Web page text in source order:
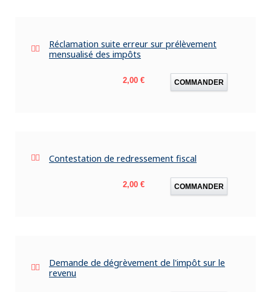
Réclamation suite erreur sur prélèvement
mensualisé des impôts
Prix
2,00 € COMMANDER
Contestation de redressement fiscal
Prix
2,00 € COMMANDER
Demande de dégrèvement de l'impôt sur le
revenu